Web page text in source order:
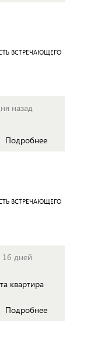
ВСТРЕЧАЮЩЕГО
назад
Подробнее
ВСТРЕЧАЮЩЕГО
16 дней
квартира
Подробнее